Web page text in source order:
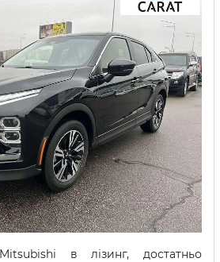
в лізинг, достатньо